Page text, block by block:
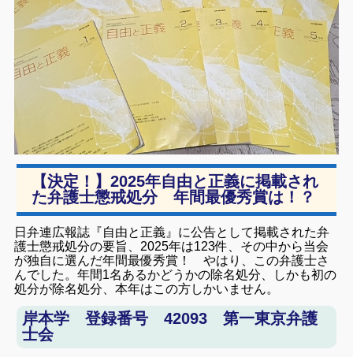
【決定！】2025年自由と正義に掲載され
た弁護士懲戒処分 年間最優秀賞は！？
日弁連広報誌『自由と正義』に公告として掲載された弁
護士懲戒処分の要旨、2025年は123件、その中から当会
が独自に選んだ年間最優秀賞！ やはり、この弁護士さ
んでした。年間1名あるかどうかの除名処分、しかも初の
処分が除名処分、本年はこの方しかいません。
岸本学 登録番号
42093 第一東京弁護
士会